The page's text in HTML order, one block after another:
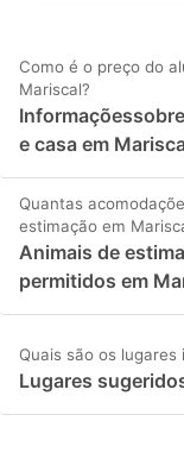
Como é o preço do
Mariscal?
e casa em
Quantas
estimação em
Animais de
permitidos em
Quais são os lugares
Lugares